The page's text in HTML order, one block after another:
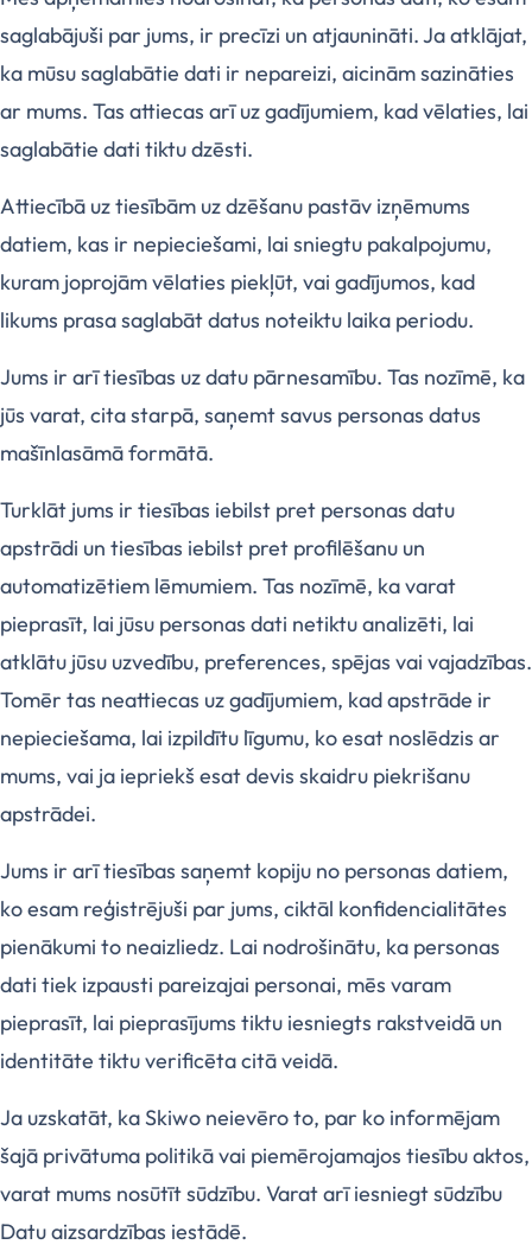
saglabājuši par jums, ir precīzi un atjaunināti. Ja atklājat,
ka mūsu saglabātie dati ir nepareizi, aicinām sazināties
ar mums. Tas attiecas arī uz gadījumiem, kad vēlaties, lai
saglabātie dati tiktu dzēsti.
Attiecībā uz tiesībām uz dzēšanu pastāv izņēmums
datiem, kas ir nepieciešami, lai sniegtu pakalpojumu,
kuram joprojām vēlaties piekļūt, vai gadījumos, kad
likums prasa saglabāt datus noteiktu laika periodu.
Jums ir arī tiesības uz datu pārnesamību. Tas nozīmē, ka
jūs varat, cita starpā, saņemt savus personas datus
mašīnlasāmā formātā.
Turklāt jums ir tiesības iebilst pret personas datu
apstrādi un tiesības iebilst pret profilēšanu un
automatizētiem lēmumiem. Tas nozīmē, ka varat
pieprasīt, lai jūsu personas dati netiktu analizēti, lai
atklātu jūsu uzvedību, preferences, spējas vai vajadzības.
Tomēr tas neattiecas uz gadījumiem, kad apstrāde ir
nepieciešama, lai izpildītu līgumu, ko esat noslēdzis ar
mums, vai ja iepriekš esat devis skaidru piekrišanu
apstrādei.
Jums ir arī tiesības saņemt kopiju no personas datiem,
ko esam reģistrējuši par jums, ciktāl konfidencialitātes
pienākumi to neaizliedz. Lai nodrošinātu, ka personas
dati tiek izpausti pareizajai personai, mēs varam
pieprasīt, lai pieprasījums tiktu iesniegts rakstveidā un
identitāte tiktu verificēta citā veidā.
Ja uzskatāt, ka Skiwo neievēro to, par ko informējam
šajā privātuma politikā vai piemērojamajos tiesību aktos,
varat mums nosūtīt sūdzību. Varat arī iesniegt sūdzību
Datu aizsardzības iestādē.